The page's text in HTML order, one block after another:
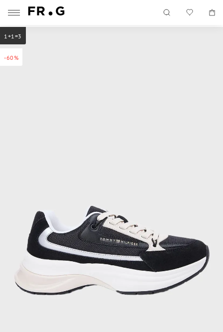
-60%
1+1=3